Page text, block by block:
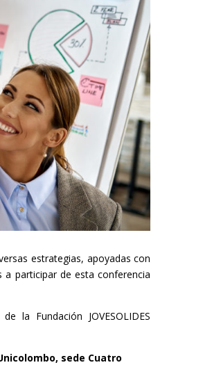
estrategias, apoyadas con
participar de esta conferencia
la Fundación JOVESOLIDES
sede Cuatro